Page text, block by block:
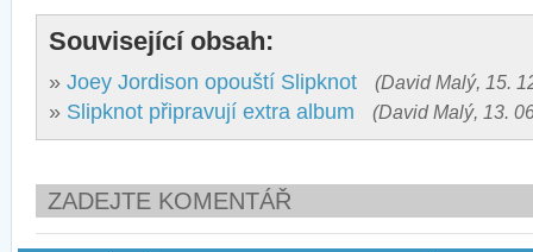
Související obsah:
» Joey Jordison opouští Slipknot (David Malý, 15.
» Slipknot připravují extra album (David Malý, 13.
ZADEJTE KOMENTÁŘ